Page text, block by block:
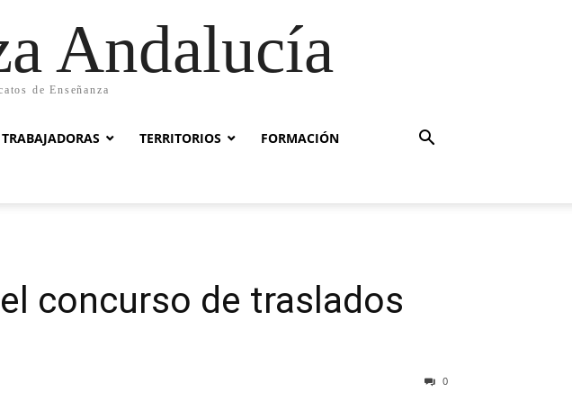
Andalucía
de Enseñanza
TRABAJADORAS TERRITORIOS FORMACIÓN
concurso de traslados
0